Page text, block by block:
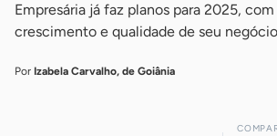
Empresária já faz planos para 2025,
crescimento e qualidade de seu negócio
Por Izabela Carvalho, de Goiânia